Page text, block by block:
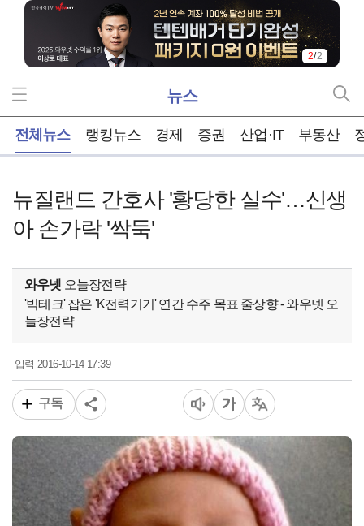
2/2
뉴스
전체뉴스 랭킹뉴스 경제 증권 산업·IT 부동산
뉴질랜드 간호사 '황당한 실수'…신생
아 손가락 '싹둑'
와우넷 오늘장전략
'빅테크' 잡은 'K전력기기' 연간 수주 목표 줄상향 - 와우넷 오
늘장전략
입력 2016-10-14 17:39
구독